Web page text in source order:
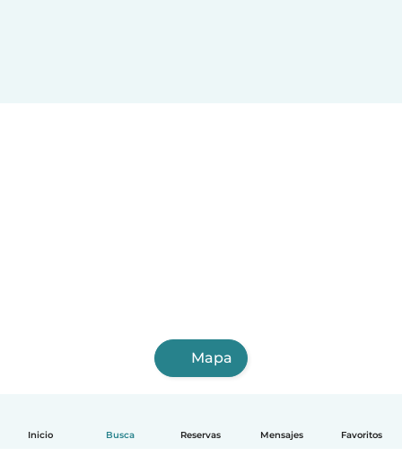
Inicio Busca Reservas Mensajes Favoritos
Mapa